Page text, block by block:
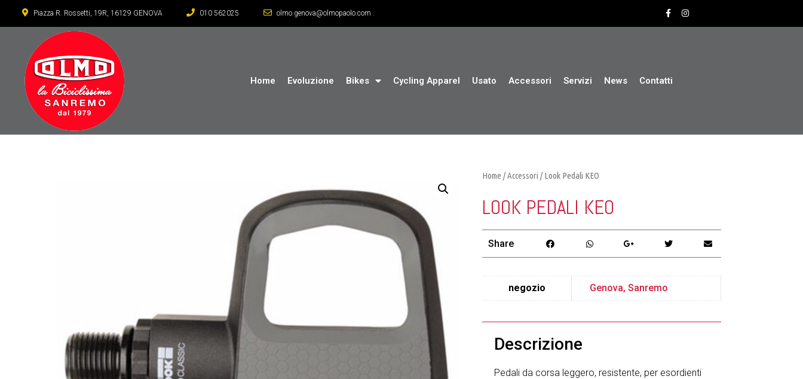
Piazza R. Rossetti, 19R, 16129 GENOVA 010 562025 olmo.genova@olmopaolo.com .
Home Evoluzione Bikes Cycling Apparel Usato Accessori Servizi News Contatti
Home /Accessori / Look Pedali KEO
LOOK PEDALI KEO
Share
negozio Genova, Sanremo
Descrizione
Pedali da corsa leggero, resistente, per esordienti